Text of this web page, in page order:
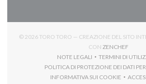
© 2026 TORO TORO — CREAZIONE DEL SITO
CON ZENCHEF
NOTE LEGALI
((APRE UNA NUOVA
TERMINI DI
POLITICA DI PROTEZIONE DEI DATI
((APRE UNA
INFORMATIVA SUI COOKIE
((APRE UNA NUOVA